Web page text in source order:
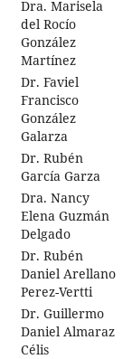
Dra. Marisela
del Rocío
González
Martínez
Dr. Faviel
Francisco
González
Galarza
Dr. Rubén
García Garza
Dra. Nancy
Elena Guzmán
Delgado
Dr. Rubén
Daniel Arellano
Perez-Vertti
Dr. Guillermo
Daniel Almaraz
Célis